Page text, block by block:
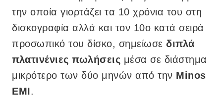
την οποία γιορτάζει τα 10 χρόνια του στη
δισκογραφία αλλά και τον 10ο κατά σειρά
προσωπικό του δίσκο, σημείωσε διπλά
πλατινένιες πωλήσεις μέσα σε διάστημα
μικρότερο των δύο μηνών από την Minos
ΕΜΙ.